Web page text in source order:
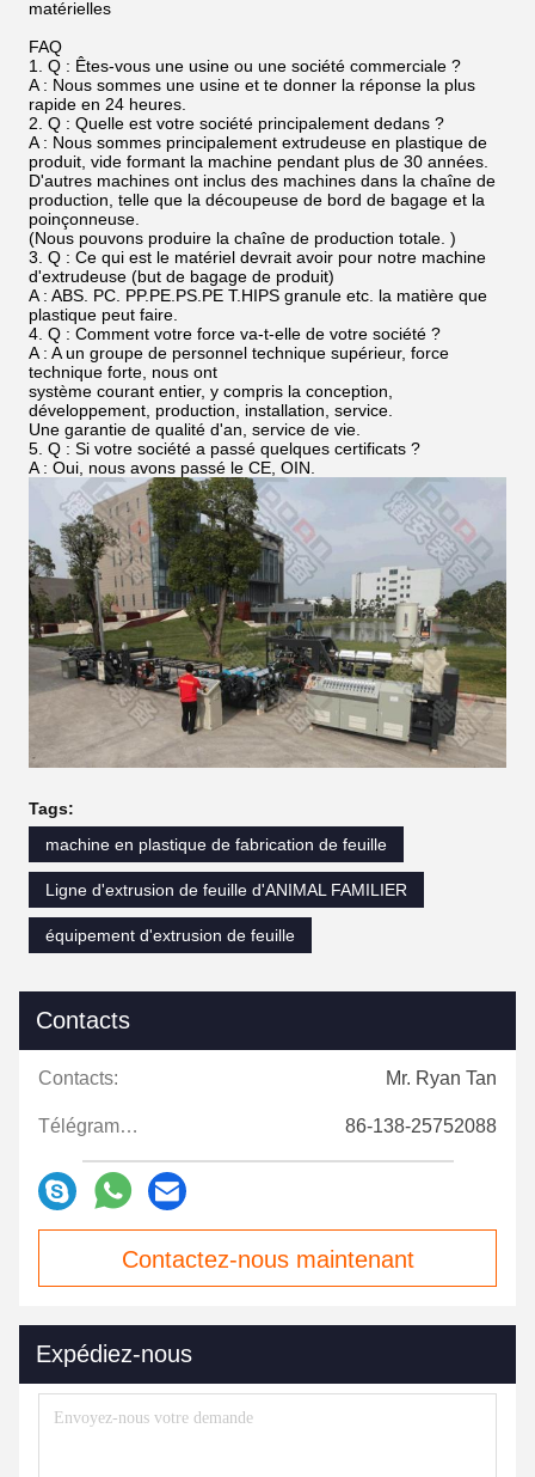
matérielles
FAQ
1. Q : Êtes-vous une usine ou une société commerciale ?
A : Nous sommes une usine et te donner la réponse la plus
rapide en 24 heures.
2. Q : Quelle est votre société principalement dedans ?
A : Nous sommes principalement extrudeuse en plastique de
produit, vide formant la machine pendant plus de 30 années.
D'autres machines ont inclus des machines dans la chaîne de
production, telle que la découpeuse de bord de bagage et la
poinçonneuse.
(Nous pouvons produire la chaîne de production totale. )
3. Q : Ce qui est le matériel devrait avoir pour notre machine
d'extrudeuse (but de bagage de produit)
A : ABS. PC. PP.PE.PS.PE T.HIPS granule etc. la matière que
plastique peut faire.
4. Q : Comment votre force va-t-elle de votre société ?
A : A un groupe de personnel technique supérieur, force
technique forte, nous ont
système courant entier, y compris la conception,
développement, production, installation, service.
Une garantie de qualité d'an, service de vie.
5. Q : Si votre société a passé quelques certificats ?
A : Oui, nous avons passé le CE, OIN.
Tags:
machine en plastique de fabrication de feuille
Ligne d'extrusion de feuille d'ANIMAL FAMILIER
équipement d'extrusion de feuille
Contacts
Contacts: Mr. Ryan Tan
Télégramme: 86-138-25752088
Contactez-nous maintenant
Expédiez-nous